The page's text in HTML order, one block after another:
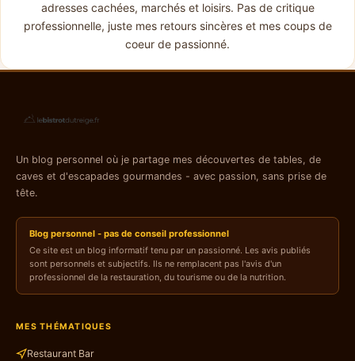
adresses cachées, marchés et loisirs. Pas de critique
professionnelle, juste mes retours sincères et mes coups de
coeur de passionné.
Un blog personnel où je partage mes découvertes de tables, de
caves et d'escapades gourmandes - avec passion, sans prise de
tête.
Blog personnel - pas de conseil professionnel
Ce site est un blog informatif tenu par un passionné. Les avis publiés
sont personnels et subjectifs. Ils ne remplacent pas l'avis d'un
professionnel de la restauration, du tourisme ou de la nutrition.
MES THÉMATIQUES
Restaurant Bar